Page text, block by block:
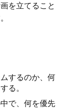
を立てること
するのか、何
る。
で、何を優先